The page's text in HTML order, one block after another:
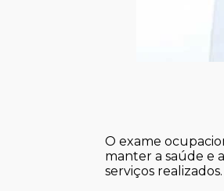
O exame
manter a saúde e
serviços realizados.